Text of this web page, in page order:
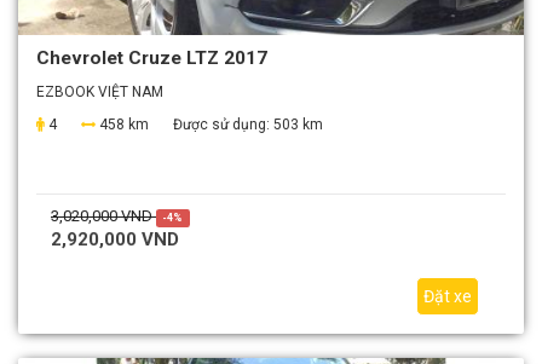
Chevrolet Cruze LTZ 2017
EZBOOK VIỆT NAM
4
458 km Được sử dụng: 503 km
3,020,000 VND -4%
2,920,000 VND
Đặt xe